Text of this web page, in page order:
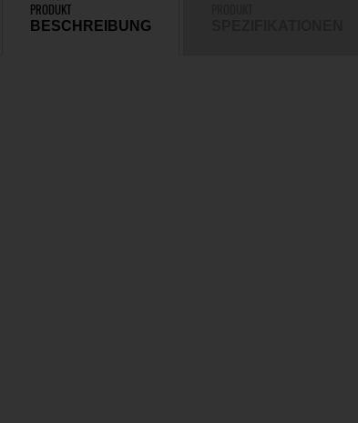
PRODUKT
BESCHREIBUNG